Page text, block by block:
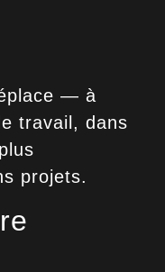
— à
travail, dans
projets.